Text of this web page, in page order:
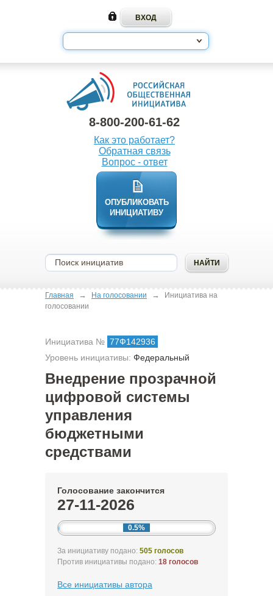
8-800-200-61-62
Как это работает?
Обратная связь
Вопрос - ответ
ОПУБЛИКОВАТЬ
ИНИЦИАТИВУ
Главная → На голосовании →
Инициатива на
голосовании
Инициатива № 77Ф142936
Уровень инициативы: Федеральный
Внедрение прозрачной
цифровой системы
управления
бюджетными
средствами
Голосование закончится
27-11-2026
0.5%
За инициативу подано: 505 голосов
Против инициативы подано: 18 голосов
Все инициативы автора